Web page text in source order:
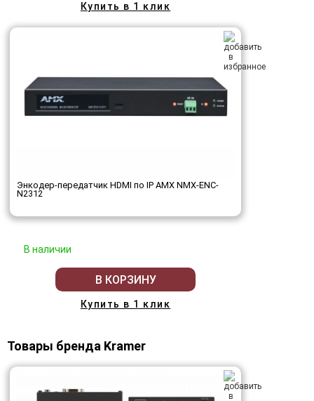
Купить в 1 клик
Энкодер-передатчик HDMI по IP AMX NMX-ENC-
N2312
В наличии
В КОРЗИНУ
Купить в 1 клик
Товары бренда Kramer